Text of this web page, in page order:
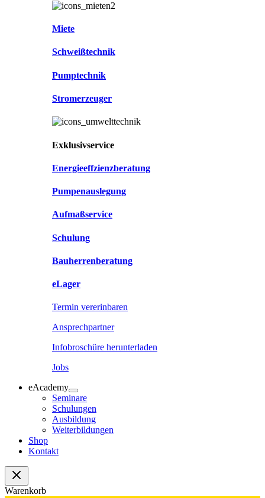
Miete
Schweißtechnik
Pumptechnik
Stromerzeuger
Exklusivservice
Energieeffzienzberatung
Pumpenauslegung
Aufmaßservice
Schulung
Bauherrenberatung
eLager
Termin vererinbaren
Ansprechpartner
Infobroschüre herunterladen
Jobs
eAcademy
Seminare
Schulungen
Ausbildung
Weiterbildungen
Shop
Kontakt
Warenkorb